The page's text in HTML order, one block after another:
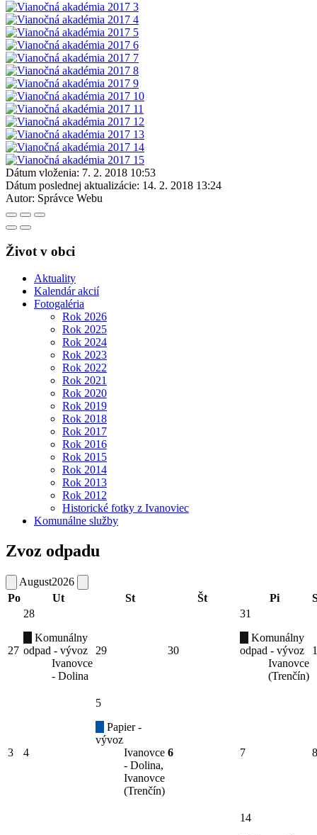
Dátum vloženia: 7. 2. 2018 10:53
Dátum poslednej aktualizácie: 14. 2. 2018 13:24
Autor: Správce Webu
Život v obci
Aktuality
Kalendár akcií
Fotogaléria
Rok 2026
Rok 2025
Rok 2024
Rok 2023
Rok 2022
Rok 2021
Rok 2020
Rok 2019
Rok 2018
Rok 2017
Rok 2016
Rok 2015
Rok 2014
Rok 2013
Rok 2012
Historické fotky z Ivanoviec
Komunálne služby
Zvoz odpadu
August2026
Po
Ut St Št Pi
27
28
Komunálny
odpad - vývoz
Ivanovce
- Dolina
29 30
31
Komunálny
odpad - vývoz
Ivanovce
(Trenčín)
1
3 4
5
Papier -
vývoz
Ivanovce
- Dolina,
Ivanovce
(Trenčín)
6 7 8
14